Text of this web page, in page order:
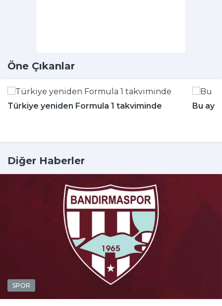
Öne Çıkanlar
Türkiye yeniden Formula 1 takviminde Bu
Diğer Haberler
SPOR